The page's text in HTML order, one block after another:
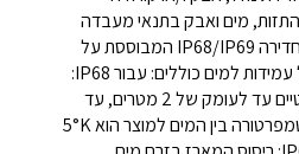
מים ואבק בתנאי מעבדה
ספציפיים עם הגנה מפני חדירה IP68/IP69 המבוססת על
IP69K. תנאי הבדיקה של עמידות למים כוללים: עבור IP68:
טבילה במים מתוקים סטטיים עד לעומק של 2 מטרים, עד
30 דקות, כאשר מרווח הטמפרטורה בין המים למוצר הוא 5°K